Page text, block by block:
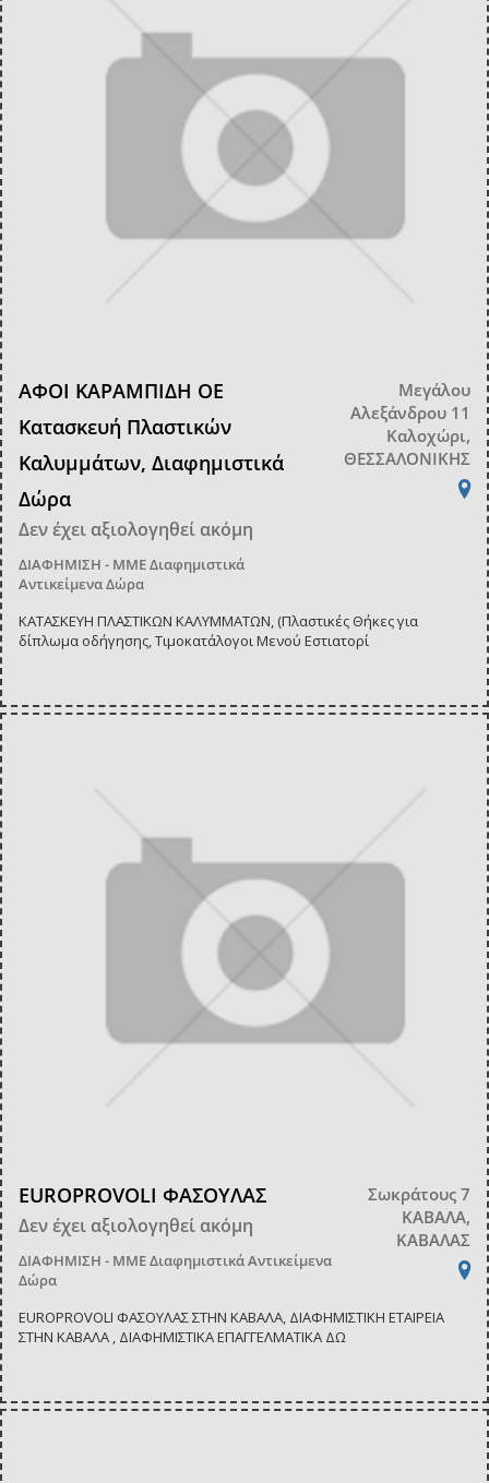
ΑΦΟΙ ΚΑΡΑΜΠΙΔΗ ΟΕ
Κατασκευή Πλαστικών
Καλυμμάτων, Διαφημιστικά
Δώρα
Δεν έχει αξιολογηθεί ακόμη
ΔΙΑΦΗΜΙΣΗ - ΜΜΕΔιαφημιστικά
Αντικείμενα Δώρα
Μεγάλου
Αλεξάνδρου 11
Καλοχώρι,
ΘΕΣΣΑΛΟΝΙΚΗΣ
ΚΑΤΑΣΚΕΥΗ ΠΛΑΣΤΙΚΩΝ ΚΑΛΥΜΜΑΤΩΝ, (Πλαστικές Θήκες για
δίπλωμα οδήγησης, Τιμοκατάλογοι Μενού Εστιατορί
EUROPROVOLI ΦΑΣΟΥΛΑΣ
Δεν έχει αξιολογηθεί ακόμη
ΔΙΑΦΗΜΙΣΗ - ΜΜΕΔιαφημιστικά Αντικείμενα
Δώρα
Σωκράτους 7
ΚΑΒΑΛΑ,
ΚΑΒΑΛΑΣ
EUROPROVOLI ΦΑΣΟΥΛΑΣ ΣΤΗΝ ΚΑΒΑΛΑ, ΔΙΑΦΗΜΙΣΤΙΚΗ ΕΤΑΙΡΕΙΑ
ΣΤΗΝ ΚΑΒΑΛΑ , ΔΙΑΦΗΜΙΣΤΙΚΑ ΕΠΑΓΓΕΛΜΑΤΙΚΑ ΔΩ